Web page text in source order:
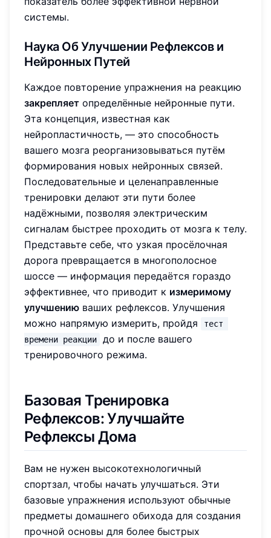
системы.
Наука Об Улучшении Рефлексов и
Нейронных Путей
Каждое повторение упражнения на реакцию
закрепляет определённые нейронные пути.
Эта концепция, известная как
нейропластичность, — это способность
вашего мозга реорганизовываться путём
формирования новых нейронных связей.
Последовательные и целенаправленные
тренировки делают эти пути более
надёжными, позволяя электрическим
сигналам быстрее проходить от мозга к телу.
Представьте себе, что узкая просёлочная
дорога превращается в многополосное
шоссе — информация передаётся гораздо
эффективнее, что приводит к измеримому
улучшению ваших рефлексов. Улучшения
можно напрямую измерить, пройдя
тест
времени реакции
до и после вашего
тренировочного режима.
Базовая Тренировка
Рефлексов: Улучшайте
Рефлексы Дома
Вам не нужен высокотехнологичный
спортзал, чтобы начать улучшаться. Эти
базовые упражнения используют обычные
предметы домашнего обихода для создания
прочной основы для более быстрых